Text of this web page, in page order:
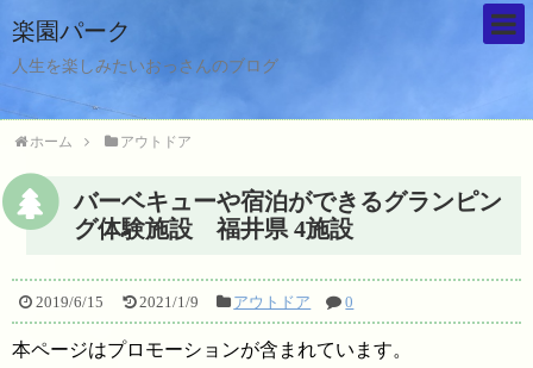
楽園パーク
人生を楽しみたいおっさんのブログ
ホーム アウトドア
バーベキューや宿泊ができるグランピン
グ体験施設 福井県 4施設
2019/6/15 2021/1/9 アウトドア 0
本ページはプロモーションが含まれています。